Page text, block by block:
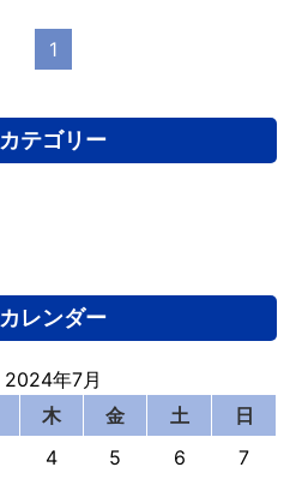
1
カテゴリー
カレンダー
2024年7月
木 金 土
日
4 5 6
7